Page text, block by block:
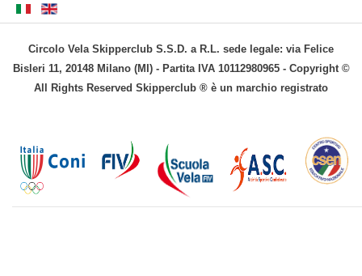
Circolo Vela Skipperclub S.S.D. a R.L. sede legale: via Felice
Bisleri 11, 20148 Milano (MI) - Partita IVA 10112980965 - Copyright ©
All Rights Reserved Skipperclub ® è un marchio registrato